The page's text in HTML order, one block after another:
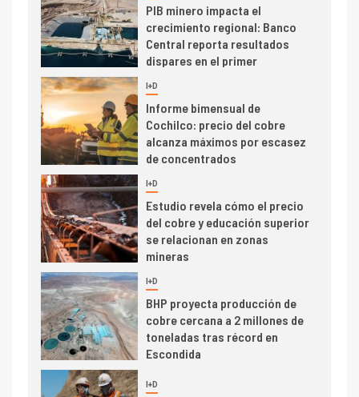
PIB minero impacta el
crecimiento regional: Banco
Central reporta resultados
dispares en el primer
4 I+D
Informe bimensual de
Cochilco: precio del cobre
alcanza máximos por escasez
de concentrados
5 I+D
Estudio revela cómo el precio
del cobre y educación superior
se relacionan en zonas
mineras
6 I+D
BHP proyecta producción de
cobre cercana a 2 millones de
toneladas tras récord en
Escondida
I+D